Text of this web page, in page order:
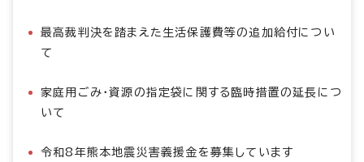
最高裁判決を踏まえた生活保護費等の追加給付につい
て
家庭用ごみ・資源の指定袋に関する臨時措置の延長につ
いて
令和8年熊本地震災害義援金を募集しています